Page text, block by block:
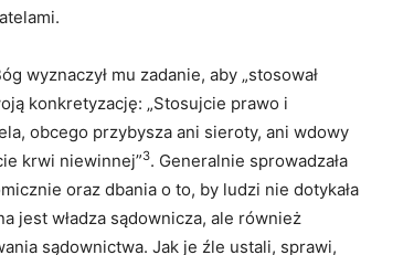
wyznaczył mu zadanie, aby „stosował
konkretyzację: „Stosujcie prawo i
obcego przybysza ani sieroty, ani wdowy
krwi niewinnej”3. Generalnie sprowadzała
oraz dbania o to, by ludzi nie dotykała
jest władza sądownicza, ale również
sądownictwa. Jak je źle ustali, sprawi,